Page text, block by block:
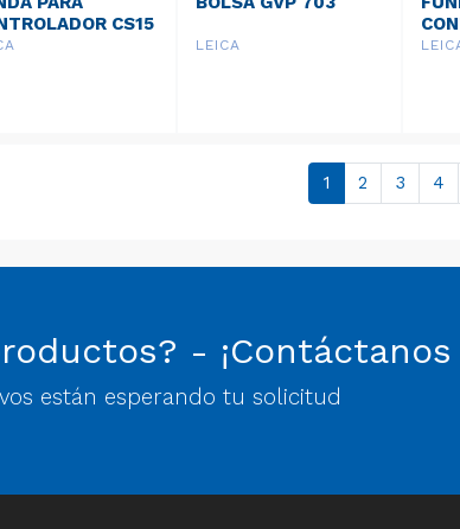
CS15
LEICA
1 2 3 4
- ¡Contáctanos
están esperando tu solicitud